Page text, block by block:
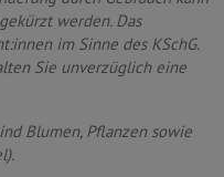
werden. Das
im Sinne des KSchG.
Sie unverzüglich eine
Blumen, Pflanzen sowie